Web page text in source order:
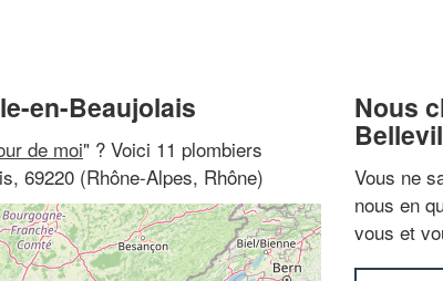
en-Beaujolais
de moi" ? Voici 11 plombiers
69220 (Rhône-Alpes, Rhône)
Nous
Vous ne
nous en
vous et